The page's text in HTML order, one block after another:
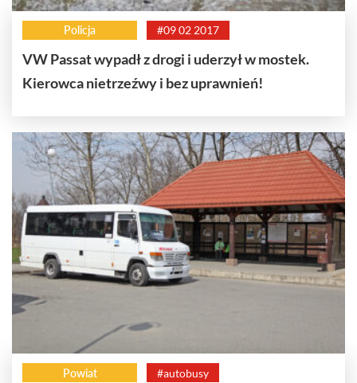
Policja #09 02 2017
VW Passat wypadł z drogi i uderzył w mostek.
Kierowca nietrzeźwy i bez uprawnień!
Powiat #autobusy